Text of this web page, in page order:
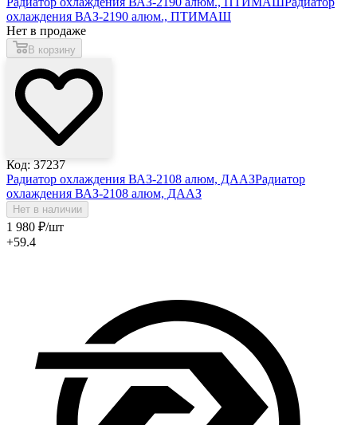
охлаждения ВАЗ-2190 алюм., ПТИМАШ
Нет в продаже
В корзину
Код: 37237
Радиатор охлаждения ВАЗ-2108 алюм, ДААЗРадиатор
охлаждения ВАЗ-2108 алюм, ДААЗ
Нет в наличии
1 980 ₽/шт
+59.4